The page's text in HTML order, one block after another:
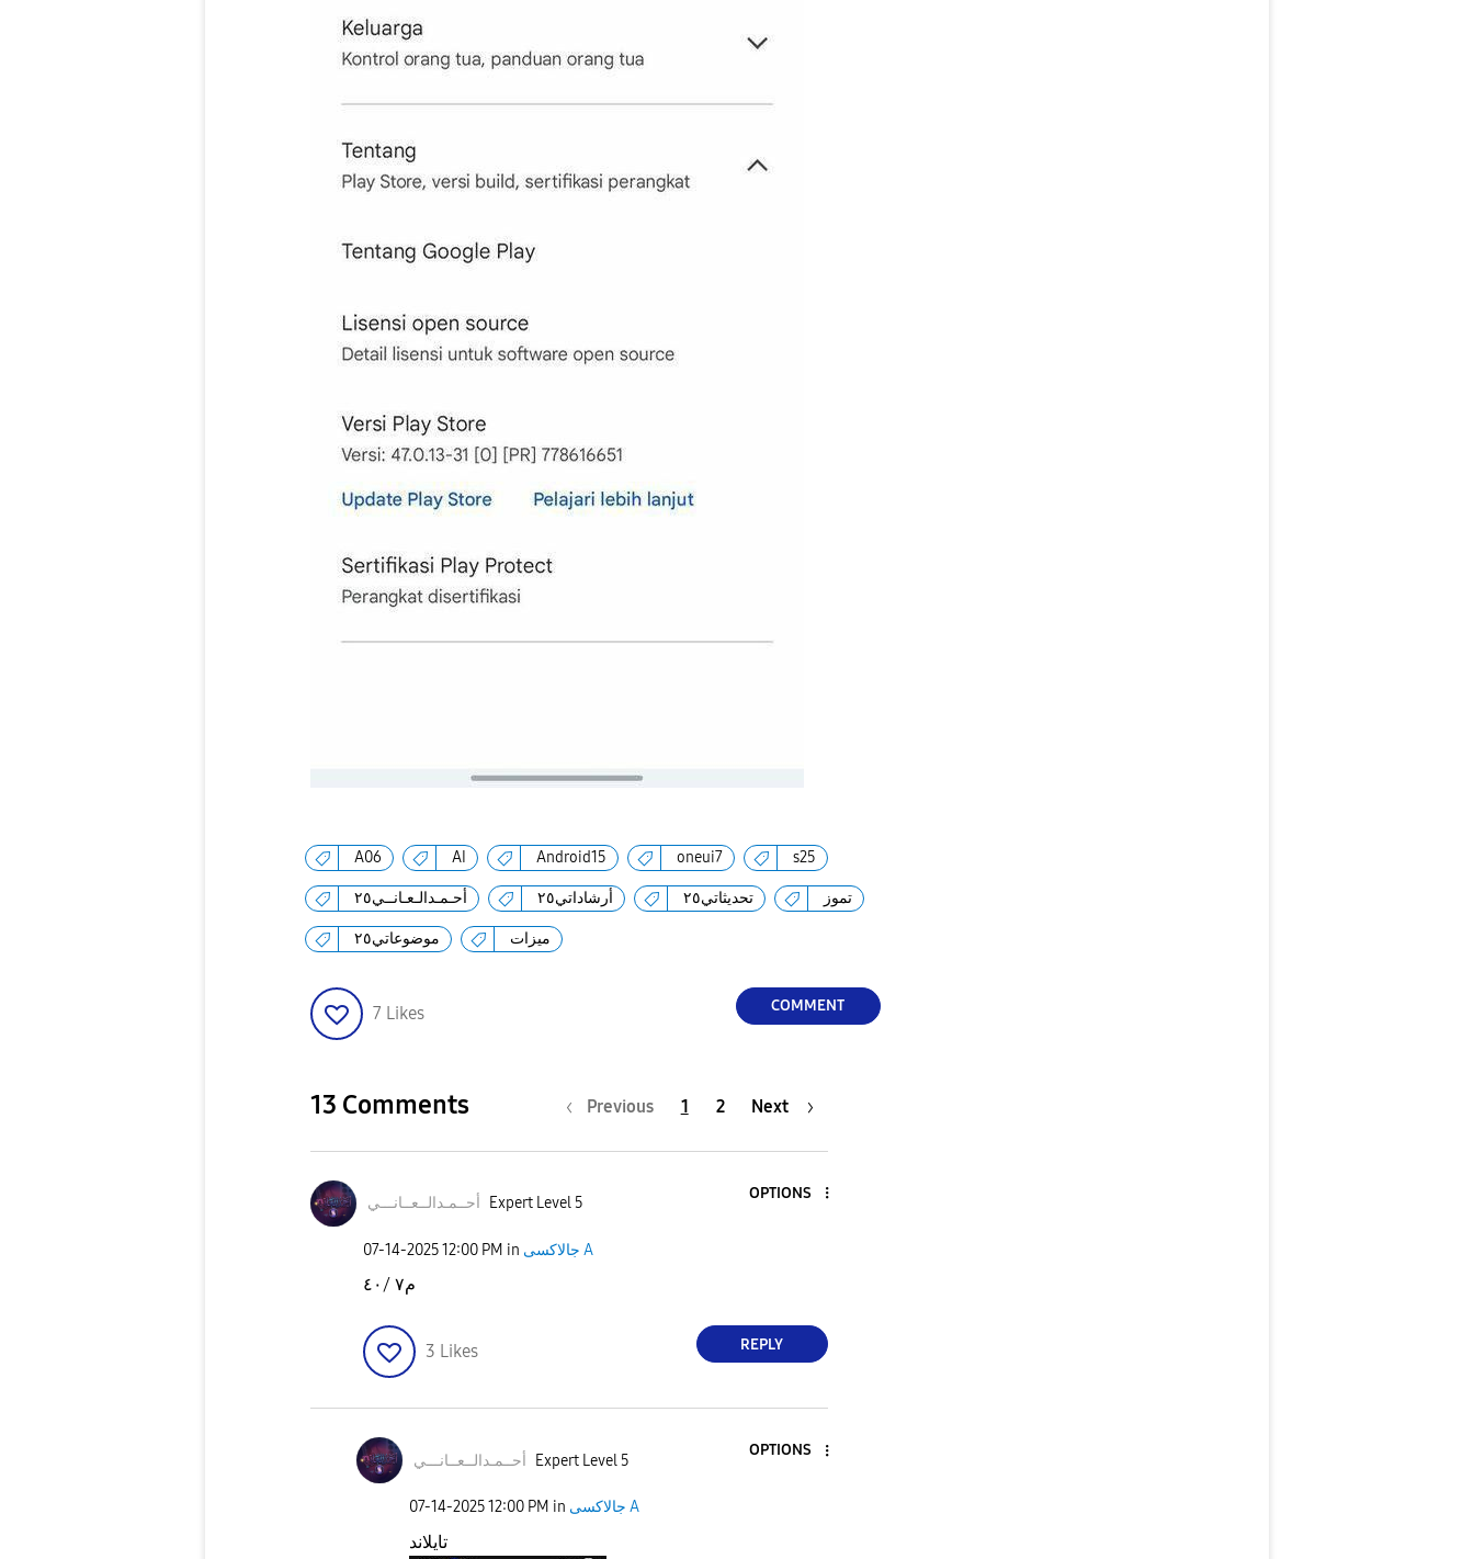
A06 AI Android15 oneui7 s25
أحـمـدالـعـانــي٢٥ أرشاداتي٢٥ تحديثاتي٢٥ تموز
موضوعاتي٢٥ ميزات
7 Likes COMMENT
13 Comments Previous 1 2 Next
أحــمـدالــعــانـــي Expert Level 5
OPTIONS
‎07-14-202512:00 PM in جالاكسى A
م٧ /٤٠
3 Likes REPLY
أحــمـدالــعــانـــي Expert Level 5
OPTIONS
‎07-14-202512:00 PM in جالاكسى A
تايلاند